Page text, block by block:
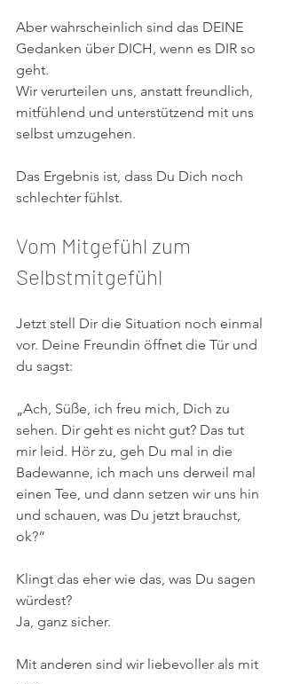
Aber wahrscheinlich sind das DEINE
Gedanken über DICH, wenn es DIR so
geht.
Wir verurteilen uns, anstatt freundlich,
mitfühlend und unterstützend mit uns
selbst umzugehen.
Das Ergebnis ist, dass Du Dich noch
schlechter fühlst.
Vom Mitgefühl zum
Selbstmitgefühl
Jetzt stell Dir die Situation noch einmal
vor. Deine Freundin öffnet die Tür und
du sagst:
„Ach, Süße, ich freu mich, Dich zu
sehen. Dir geht es nicht gut? Das tut
mir leid. Hör zu, geh Du mal in die
Badewanne, ich mach uns derweil mal
einen Tee, und dann setzen wir uns hin
und schauen, was Du jetzt brauchst,
ok?“
Klingt das eher wie das, was Du sagen
würdest?
Ja, ganz sicher.
Mit anderen sind wir liebevoller als mit